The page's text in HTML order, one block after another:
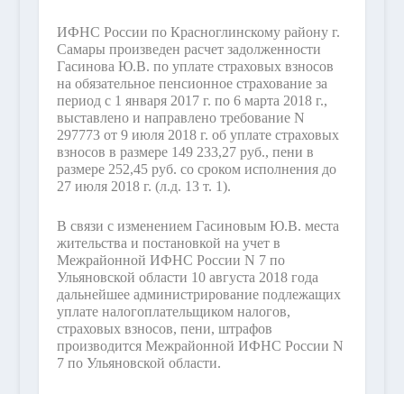
ИФНС России по Красноглинскому району г.
Самары произведен расчет задолженности
Гасинова Ю.В. по уплате страховых взносов
на обязательное пенсионное страхование за
период с 1 января 2017 г. по 6 марта 2018 г.,
выставлено и направлено требование N
297773 от 9 июля 2018 г. об уплате страховых
взносов в размере 149 233,27 руб., пени в
размере 252,45 руб. со сроком исполнения до
27 июля 2018 г. (л.д. 13 т. 1).
В связи с изменением Гасиновым Ю.В. места
жительства и постановкой на учет в
Межрайонной ИФНС России N 7 по
Ульяновской области 10 августа 2018 года
дальнейшее администрирование подлежащих
уплате налогоплательщиком налогов,
страховых взносов, пени, штрафов
производится Межрайонной ИФНС России N
7 по Ульяновской области.